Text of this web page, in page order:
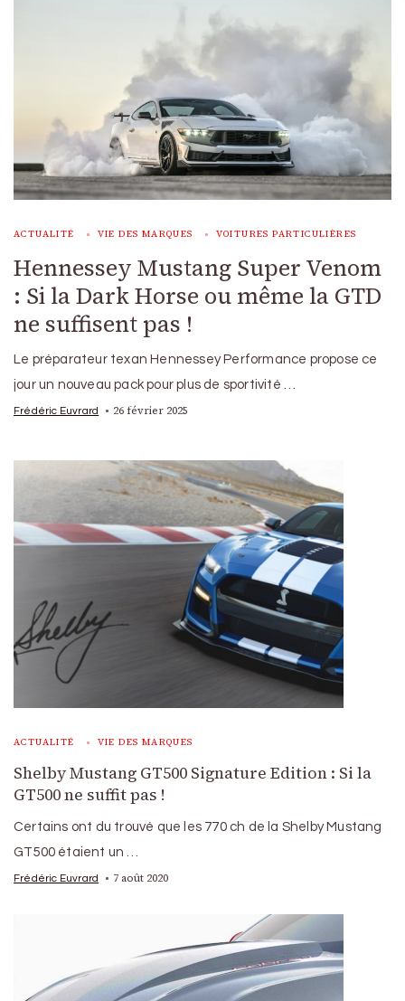
ACTUALITÉ VIE DES MARQUES VOITURES PARTICULIÈRES
Hennessey Mustang Super Venom
: Si la Dark Horse ou même la GTD
ne suffisent pas !
Le préparateur texan Hennessey Performance propose ce
jour un nouveau pack pour plus de sportivité …
Frédéric Euvrard 26 février 2025
ACTUALITÉ VIE DES MARQUES
Shelby Mustang GT500 Signature Edition : Si la
GT500 ne suffit pas !
Certains ont du trouvé que les 770 ch de la Shelby Mustang
GT500 étaient un …
Frédéric Euvrard 7 août 2020